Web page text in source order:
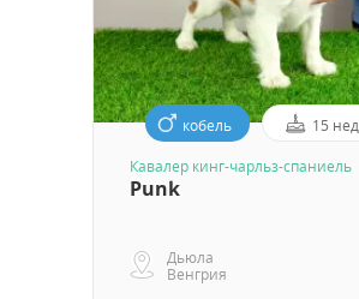
кобель 15 нед.
Кавалер кинг-чарльз-спаниель
Punk
Дьюла
Венгрия